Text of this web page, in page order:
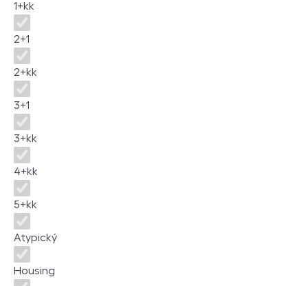
1+kk
2+1
2+kk
3+1
3+kk
4+kk
5+kk
Atypický
Housing